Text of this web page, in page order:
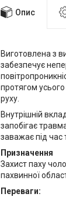
Опис
Виготовлена з
забезпечує
протягом
руху.
Внутрішній
запобігає
заважає під час
Призначення
Захист паху
пахвинної
Переваги: